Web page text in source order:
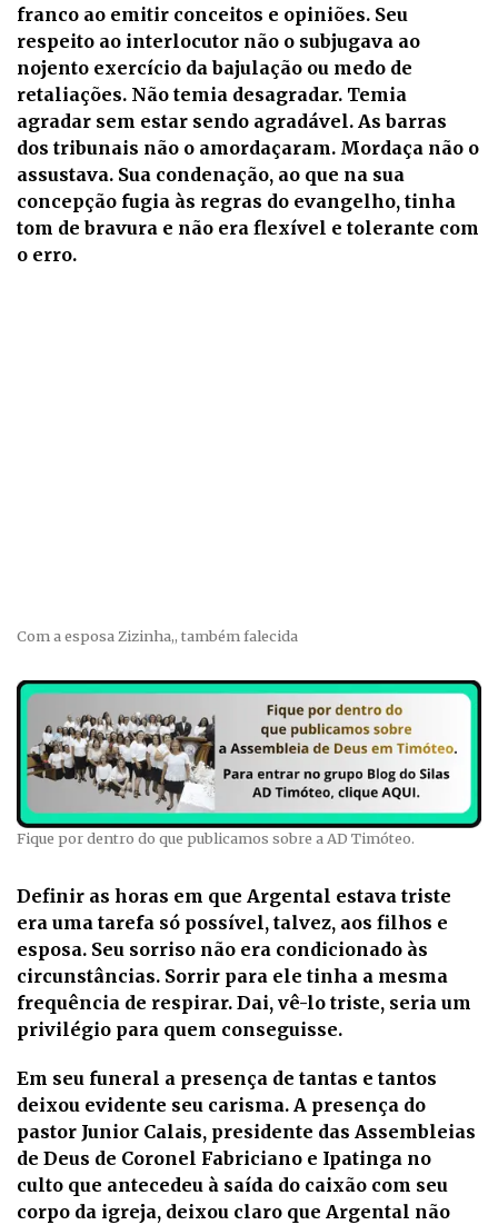
franco ao emitir conceitos e opiniões. Seu
respeito ao interlocutor não o subjugava ao
nojento exercício da bajulação ou medo de
retaliações. Não temia desagradar. Temia
agradar sem estar sendo agradável. As barras
dos tribunais não o amordaçaram. Mordaça não o
assustava. Sua condenação, ao que na sua
concepção fugia às regras do evangelho, tinha
tom de bravura e não era flexível e tolerante com
o erro.
Com a esposa Zizinha,, também falecida
Fique por dentro do que publicamos sobre a AD Timóteo.
Definir as horas em que Argental estava triste
era uma tarefa só possível, talvez, aos filhos e
esposa. Seu sorriso não era condicionado às
circunstâncias. Sorrir para ele tinha a mesma
frequência de respirar. Dai, vê-lo triste, seria um
privilégio para quem conseguisse.
Em seu funeral a presença de tantas e tantos
deixou evidente seu carisma. A presença do
pastor Junior Calais, presidente das Assembleias
de Deus de Coronel Fabriciano e Ipatinga no
culto que antecedeu à saída do caixão com seu
corpo da igreja, deixou claro que Argental não